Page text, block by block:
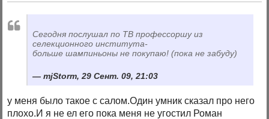
Сегодня послушал по ТВ профессоршу из
селекционного института-
больше шампиньоны не покупаю! (пока не забуду)
mjStorm, 29 Сент. 09, 21:03
у меня было такое с салом.Один умник сказал про него
плохо.И я не ел его пока меня не угостил Роман